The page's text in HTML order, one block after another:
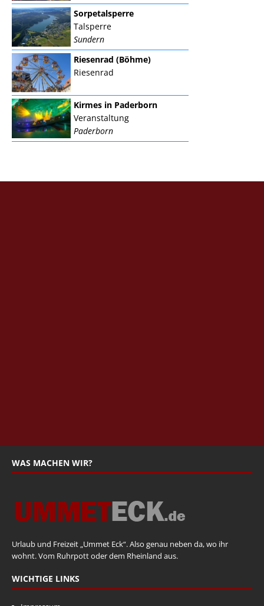
Sorpetalsperre
Talsperre
Sundern
Riesenrad (Böhme)
Riesenrad
Kirmes in Paderborn
Veranstaltung
Paderborn
WAS MACHEN WIR?
Urlaub und Freizeit „Ummet Eck“. Also genau neben da, wo ihr
wohnt. Vom Ruhrpott oder dem Rheinland aus.
WICHTIGE LINKS